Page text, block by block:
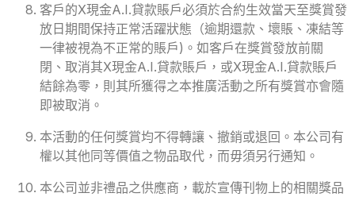
客戶的X現金A.I.貸款賬戶必須於合約生效當天至獎賞發
放日期間保持正常活躍狀態（逾期還款、壞賬、凍結等
一律被視為不正常的賬戶)。如客戶在獎賞發放前關
閉、取消其X現金A.I.貸款賬戶，或X現金A.I.貸款賬戶
結餘為零，則其所獲得之本推廣活動之所有獎賞亦會隨
即被取消。
本活動的任何獎賞均不得轉讓、撤銷或退回。本公司有
權以其他同等價值之物品取代，而毋須另行通知。
本公司並非禮品之供應商，載於宣傳刊物上的相關獎品